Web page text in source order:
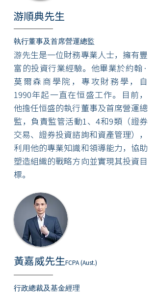
游順典先生
執行董事及首席營運總監
游先生是一位財務專業人士，擁有豐
富的投資行業經驗。他畢業於約翰·
莫爾森商學院，專攻財務學，自
1990年起一直在恒盛工作。目前，
他擔任恒盛的執行董事及首席營運總
監， 負責監管活動1、4和9類（證券
交易、證券投資諮詢和資產管理），
利用他的專業知識和領導能力，協助
塑造組織的戰略方向並實現其投資目
標。
黃嘉威先生FCPA (Aust.)
行政總裁及基金經理